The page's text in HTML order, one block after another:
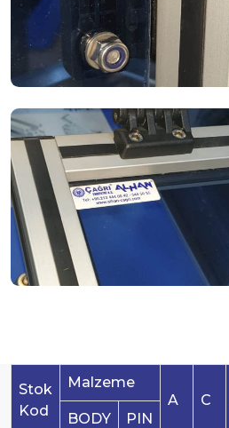
Stok
Kod
Malzeme
A
C
BODY
PIN